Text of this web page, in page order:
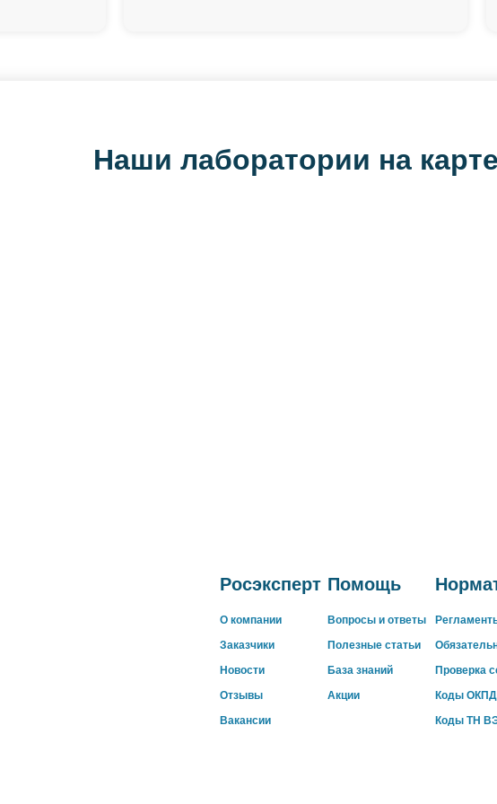
Наши лаборатории на
Росэксперт
О компании
Заказчики
Новости
Отзывы
Вакансии
Помощь
Вопросы и ответы
Полезные статьи
База знаний
Акции
Проверка
Коды
Коды ТН